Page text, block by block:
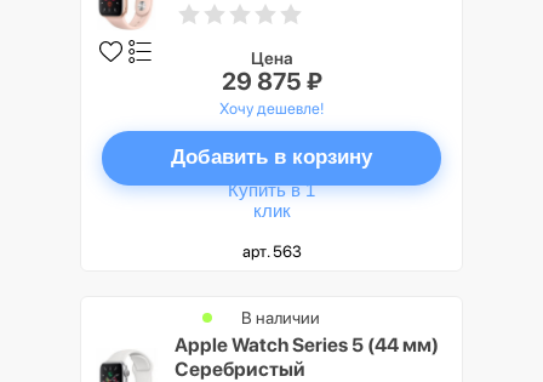
Цена
29 875 ₽
Хочу дешевле!
Добавить в корзину
Купить в 1
клик
арт. 563
Apple Watch Series 5 (44 мм)
Серебристый
В наличии